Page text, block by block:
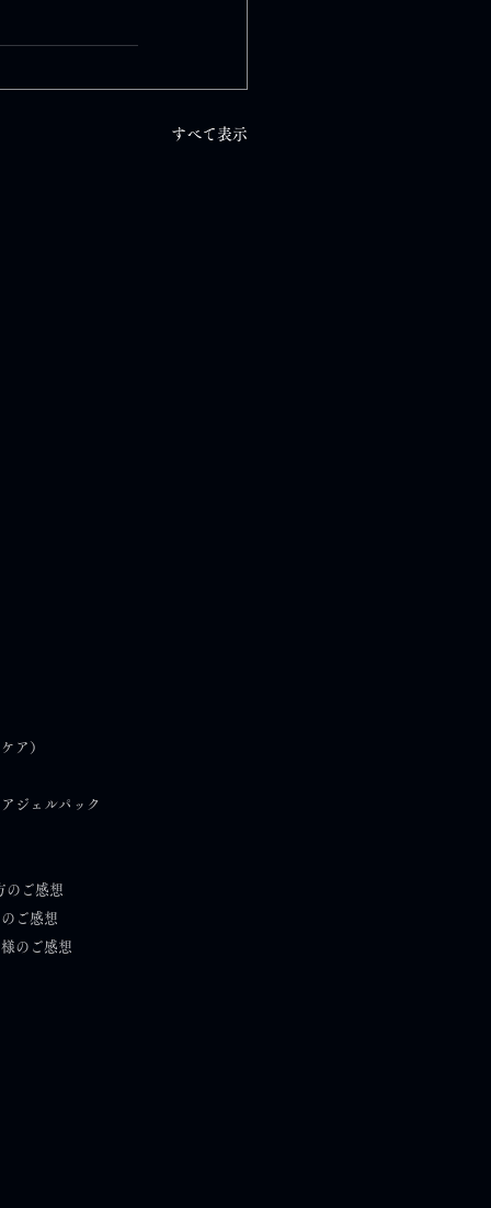
すべて表示
ア）
ジェルパック
のご感想
ご感想
のご感想